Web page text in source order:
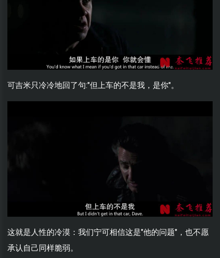
可吉米只冷冷地回了句:"但上车的不是我，是你"。
这就是人性的冷漠：我们宁可相信这是"他的问题"，也不愿
承认自己同样脆弱。